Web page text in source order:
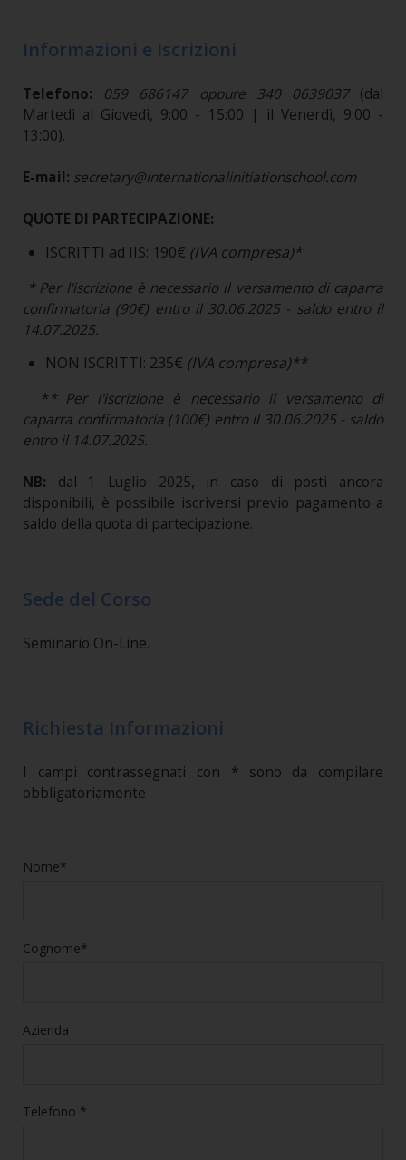
Informazioni e Iscrizioni
Telefono: 059 686147 oppure 340 0639037 (dal
Martedì al Giovedì, 9:00 - 15:00 | il Venerdì, 9:00 -
13:00).
E-mail: secretary@internationalinitiationschool.com
QUOTE DI PARTECIPAZIONE:
ISCRITTI ad IIS: 190€ (IVA compresa)*
* Per l'iscrizione è necessario il versamento di caparra
confirmatoria (90€) entro il 30.06.2025 - saldo entro il
14.07.2025.
NON ISCRITTI: 235€ (IVA compresa)**
** Per l'iscrizione è necessario il versamento di
caparra confirmatoria (100€) entro il 30.06.2025 - saldo
entro il 14.07.2025.
NB: dal 1 Luglio 2025, in caso di posti ancora
disponibili, è possibile iscriversi previo pagamento a
saldo della quota di partecipazione.
Sede del Corso
Seminario On-Line.
Richiesta Informazioni
I campi contrassegnati con * sono da compilare
obbligatoriamente
Nome*
Cognome*
Azienda
Telefono *